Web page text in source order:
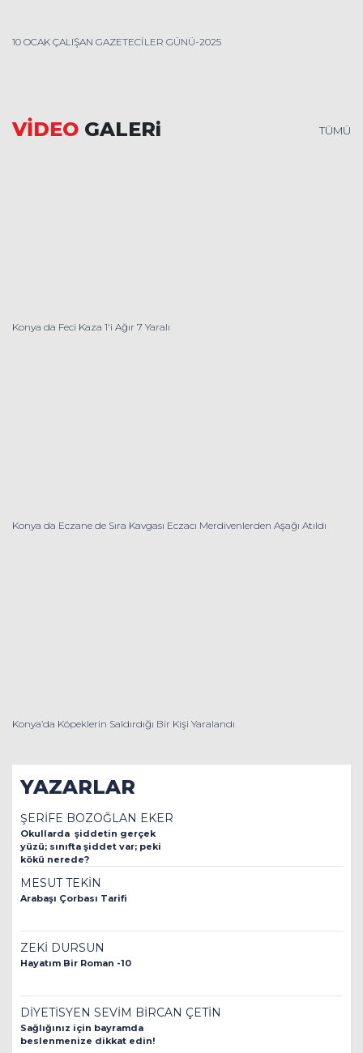
10 OCAK ÇALIŞAN GAZETECİLER GÜNÜ-2025
VİDEO GALERi TÜMÜ
Konya da Feci Kaza 1'i Ağır 7 Yaralı
Konya da Eczane de Sıra Kavgası Eczacı Merdivenlerden Aşağı Atıldı
Konya’da Köpeklerin Saldırdığı Bir Kişi Yaralandı
YAZARLAR
ŞERİFE BOZOĞLAN EKER
Okullarda şiddetin gerçek
yüzü; sınıfta şiddet var; peki
kökü nerede?
MESUT TEKİN
Arabaşı Çorbası Tarifi
ZEKİ DURSUN
Hayatım Bir Roman -10
DİYETİSYEN SEVİM BİRCAN ÇETİN
Sağlığınız için bayramda
beslenmenize dikkat edin!